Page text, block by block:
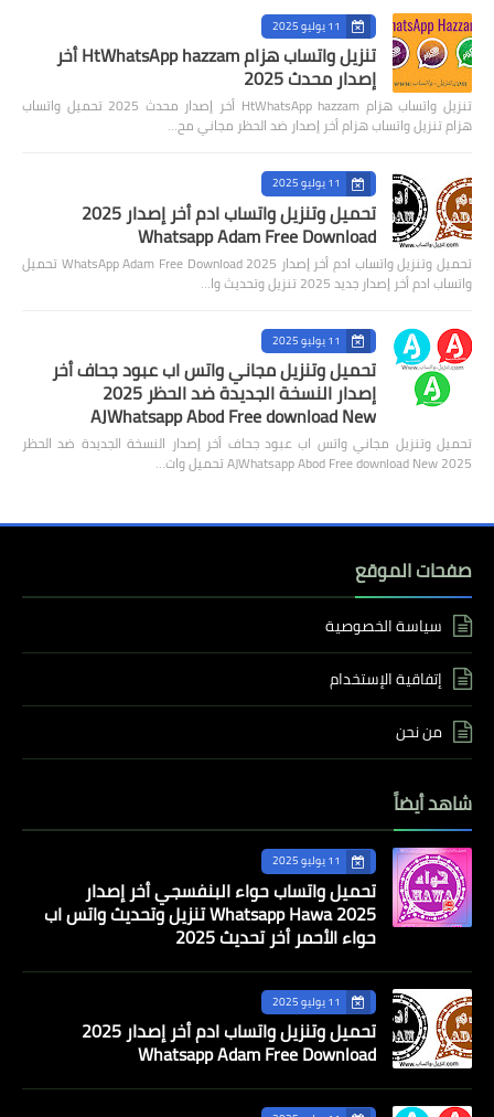
واتس النجم
واتس ولد الحاج
واتساب الذهبي
واتس سيف
واتس ايرو
11 يوليو 2025
تنزيل واتساب هزام HtWhatsApp hazzam أخر
إصدار محدث 2025
تنزيل واتساب هزام HtWhatsApp hazzam أخر إصدار محدث 2025 تحميل واتساب
هزام تنزيل واتساب هزام أخر إصدار ضد الحظر مجاني مح…
11 يوليو 2025
تحميل وتنزيل واتساب ادم أخر إصدار 2025
Whatsapp Adam Free Download
تحميل وتنزيل واتساب ادم أخر إصدار 2025 WhatsApp Adam Free Download تحميل
واتساب ادم أخر إصدار جديد 2025 تنزيل وتحديث وا…
11 يوليو 2025
تحميل وتنزيل مجاني واتس اب عبود جحاف أخر
إصدار النسخة الجديدة ضد الحظر 2025
AJWhatsapp Abod Free download New
تحميل وتنزيل مجاني واتس اب عبود جحاف أخر إصدار النسخة الجديدة ضد الحظر
2025 AJWhatsapp Abod Free download New تحميل وات…
صفحات الموقع
سياسة الخصوصية
إتفاقية الإستخدام
من نحن
شاهد أيضاً
11 يوليو 2025
تحميل واتساب حواء البنفسجي أخر إصدار
Whatsapp Hawa 2025 تنزيل وتحديث واتس اب
حواء الأحمر أخر تحديث 2025
11 يوليو 2025
تحميل وتنزيل واتساب ادم أخر إصدار 2025
Whatsapp Adam Free Download